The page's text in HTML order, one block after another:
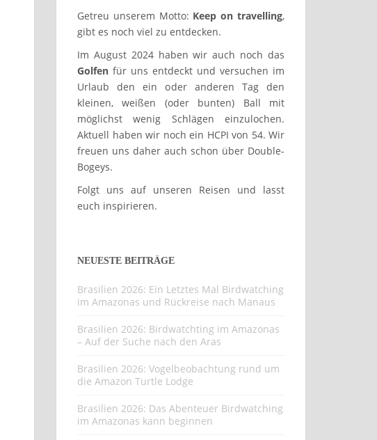
Getreu unserem Motto: Keep on travelling,
gibt es noch viel zu entdecken.
Im August 2024 haben wir auch noch das
Golfen für uns entdeckt und versuchen im
Urlaub den ein oder anderen Tag den
kleinen, weißen (oder bunten) Ball mit
möglichst wenig Schlägen einzulochen.
Aktuell haben wir noch ein HCPI von 54. Wir
freuen uns daher auch schon über Double-
Bogeys.
Folgt uns auf unseren Reisen und lasst
euch inspirieren.
NEUESTE BEITRÄGE
Brasilien 2026: Ein Letztes Mal Birdwatching
im Amazonas und Rückreise nach Manaus
Brasilien 2026: Birdwatchting im Amazonas
– Auf der Suche nach den Aras
Brasilien 2026: Vogelbeobachtung rund um
die Amazon Turtle Lodge
Brasilien 2026: Das Abenteuer Birdwatching
im Amazonas kann beginnen